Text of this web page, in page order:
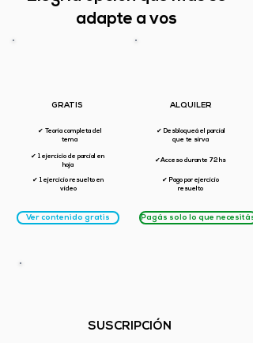
adapte a vos
GRATIS
✔ Teoría completa del
tema
✔ 1 ejercicio de parcial en
hoja
✔ 1 ejercicio resuelto en
video
Ver contenido gratis
ALQUILER
✔ Desbloqueá el parcial
que te sirva
✔Acceso durante 72 hs
✔ Pago por ejercicio
resuelto
Pagás solo lo que necesitás
SUSCRIPCIÓN